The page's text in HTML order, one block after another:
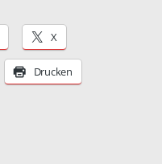
X
Drucken